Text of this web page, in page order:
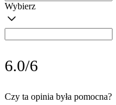
Wybierz
6.0/6
Czy ta opinia była pomocna?